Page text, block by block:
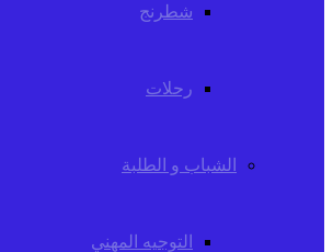
شطرنج
رحلات
الشباب و الطلبة
التوجيه المهني